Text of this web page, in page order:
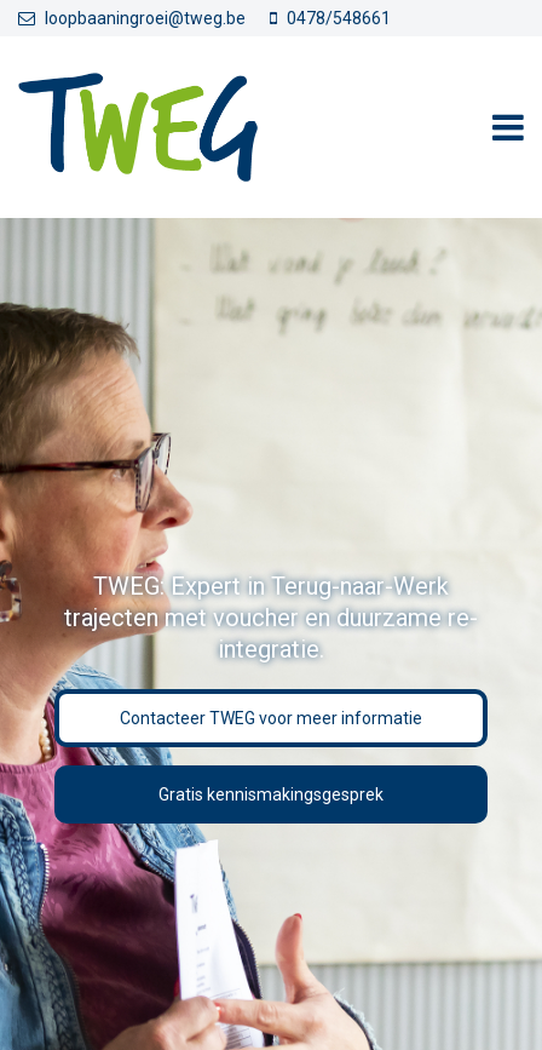
Overslaan en naar de inhoud gaan
loopbaaningroei@tweg.be 0478/548661
TWEG: Expert in Terug-naar-Werk
trajecten met voucher en duurzame re-
integratie.